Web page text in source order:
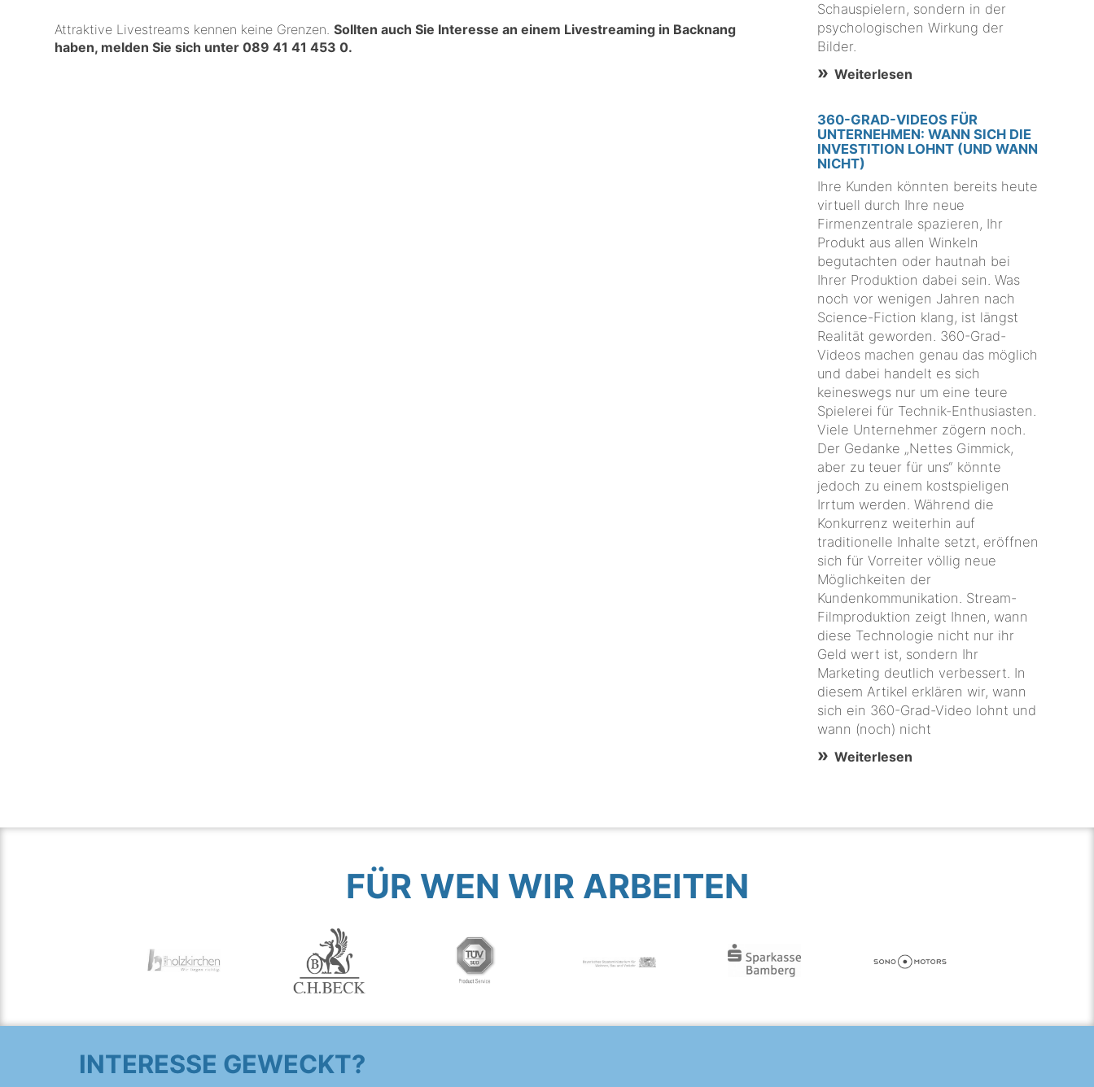
Attraktive Livestreams kennen keine Grenzen.Sollten auch Sie Interesse an einem Livestreaming in Backnang
haben, melden Sie sich unter089 41 41 453 0.
Schauspielern, sondern in der
psychologischen Wirkung der
Bilder.
Weiterlesen
360-GRAD-VIDEOS FÜR
UNTERNEHMEN: WANN SICH DIE
INVESTITION LOHNT (UND WANN
NICHT)
Ihre Kunden könnten bereits heute
virtuell durch Ihre neue
Firmenzentrale spazieren, Ihr
Produkt aus allen Winkeln
begutachten oder hautnah bei
Ihrer Produktion dabei sein. Was
noch vor wenigen Jahren nach
Science-Fiction klang, ist längst
Realität geworden. 360-Grad-
Videos machen genau das möglich
und dabei handelt es sich
keineswegs nur um eine teure
Spielerei für Technik-Enthusiasten.
Viele Unternehmer zögern noch.
Der Gedanke „Nettes Gimmick,
aber zu teuer für uns“ könnte
jedoch zu einem kostspieligen
Irrtum werden. Während die
Konkurrenz weiterhin auf
traditionelle Inhalte setzt, eröffnen
sich für Vorreiter völlig neue
Möglichkeiten der
Kundenkommunikation. Stream-
Filmproduktion zeigt Ihnen, wann
diese Technologie nicht nur ihr
Geld wert ist, sondern Ihr
Marketing deutlich verbessert. In
diesem Artikel erklären wir, wann
sich ein 360-Grad-Video lohnt und
wann (noch) nicht
Weiterlesen
FÜR WEN WIR ARBEITEN
INTERESSE GEWECKT?